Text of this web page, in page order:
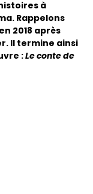
à
Rappelons
2018 après
Il termine ainsi
:Le conte de